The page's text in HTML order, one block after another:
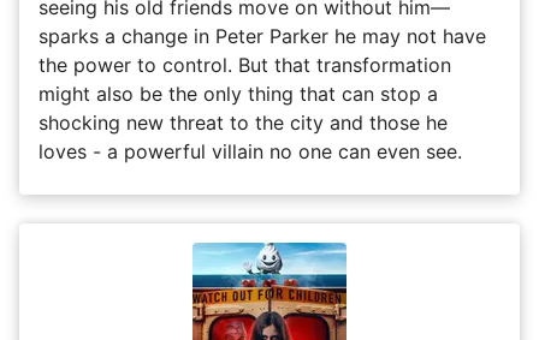
seeing his old friends move on without him—
sparks a change in Peter Parker he may not have
the power to control. But that transformation
might also be the only thing that can stop a
shocking new threat to the city and those he
loves - a powerful villain no one can even see.